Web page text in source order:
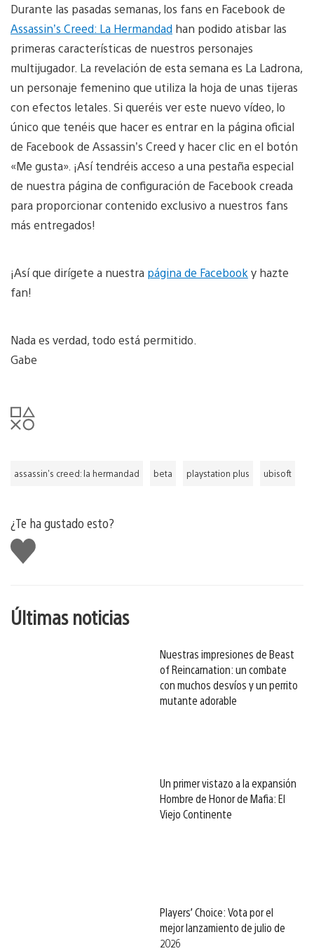
Durante las pasadas semanas, los fans en Facebook de
Assassin’s Creed: La Hermandad han podido atisbar las
primeras características de nuestros personajes
multijugador. La revelación de esta semana es La Ladrona,
un personaje femenino que utiliza la hoja de unas tijeras
con efectos letales. Si queréis ver este nuevo vídeo, lo
único que tenéis que hacer es entrar en la página oficial
de Facebook de Assassin’s Creed y hacer clic en el botón
«Me gusta». ¡Así tendréis acceso a una pestaña especial
de nuestra página de configuración de Facebook creada
para proporcionar contenido exclusivo a nuestros fans
más entregados!
¡Así que dirígete a nuestra página de Facebook y hazte
fan!
Nada es verdad, todo está permitido.
Gabe
assassin's creed: la hermandad beta playstation plus ubisoft
¿Te ha gustado esto?
Me
gusta
Últimas noticias
Nuestras impresiones de Beast
of Reincarnation: un combate
con muchos desvíos y un perrito
mutante adorable
Un primer vistazo a la expansión
Hombre de Honor de Mafia: El
Viejo Continente
Players’ Choice: Vota por el
mejor lanzamiento de julio de
2026